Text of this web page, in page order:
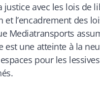
justice avec les lois de
et l’encadrement des
Mediatransports
est une atteinte à la
pour les